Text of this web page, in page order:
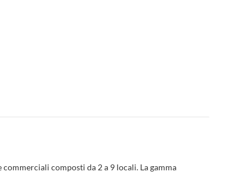
composti da 2 a 9 locali. La gamma